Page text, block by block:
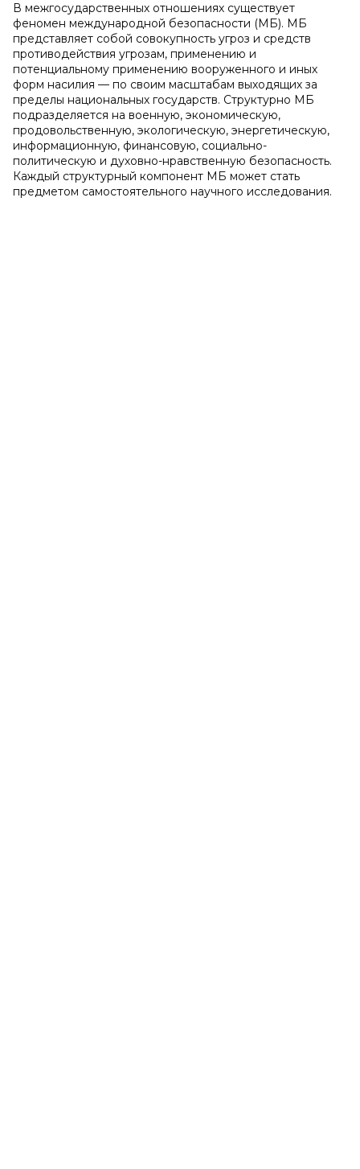
В межгосударственных отношениях существует
феномен международной безопасности (МБ). МБ
представляет собой совокупность угроз и средств
противодействия угрозам, применению и
потенциальному применению вооруженного и иных
форм насилия — по своим масштабам выходящих за
пределы национальных государств. Структурно МБ
подразделяется на военную, экономическую,
продовольственную, экологическую, энергетическую,
информационную, финансовую, социально-
политическую и духовно-нравственную безопасность.
Каждый структурный компонент МБ может стать
предметом самостоятельного научного исследования.